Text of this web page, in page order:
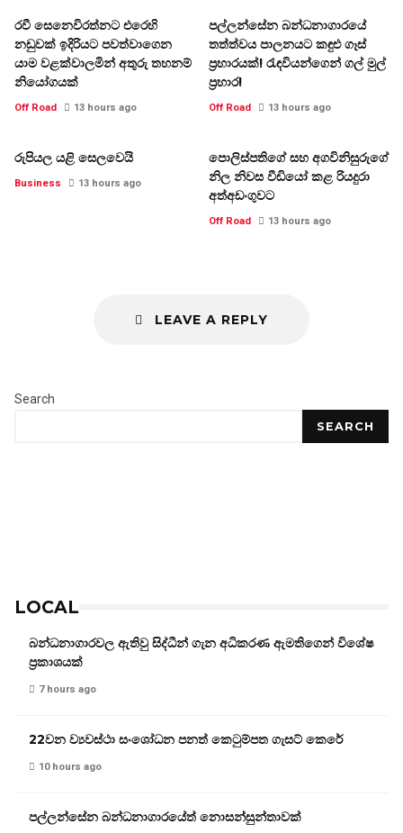
රවී සෙනෙවිරත්නට එරෙහි
නඩුවක් ඉදිරියට පවත්වාගෙන
යාම වළක්වාලමින් අතුරු තහනම්
නියෝගයක්
Off Road 13 hours ago
පල්ලන්සේන බන්ධනාගාරයේ
තත්ත්වය පාලනයට කඳුළු ගෑස්
ප්‍රහාරයක්! රැඳවියන්ගෙන් ගල් මුල්
ප්‍රහාර!
Off Road 13 hours ago
රුපියල යළි සෙලවෙයි
Business 13 hours ago
පොලිස්පතිගේ සහ අගවිනිසුරුගේ
නිල නිවස වීඩියෝ කළ රියදුරා
අත්අඩංගුවට
Off Road 13 hours ago
LEAVE A REPLY
Search
SEARCH
LOCAL
බන්ධනාගාරවල ඇතිවු සිද්ධීන් ගැන අධිකරණ ඇමතිගෙන් විශේෂ
ප්‍රකාශයක්
7 hours ago
22වන ව්‍යවස්ථා සංශෝධන පනත් කෙටුම්පත ගැසට් කෙරේ
10 hours ago
පල්ලන්සේන බන්ධනාගාරයේත් නොසන්සුන්තාවක්